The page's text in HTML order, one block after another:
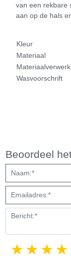
van een rekbare
aan op de hals
Kleur
Materiaal
Wasvoorschrift
Beoordeel
3
2
1 star